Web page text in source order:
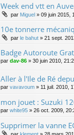
Week end vtt en
par Miguel » 09 juin 2015,
10e tonnerre
par le bahut » 21 sept.
Badge Autoroute
par dav-86 » 30 juin 2010,
Aller à l'Ile de Ré
par vavavoum » 11 juil. 2010,
mon jouet : Suzuki
par white95 » 26 oct. 2009,
Supprimer la vanne